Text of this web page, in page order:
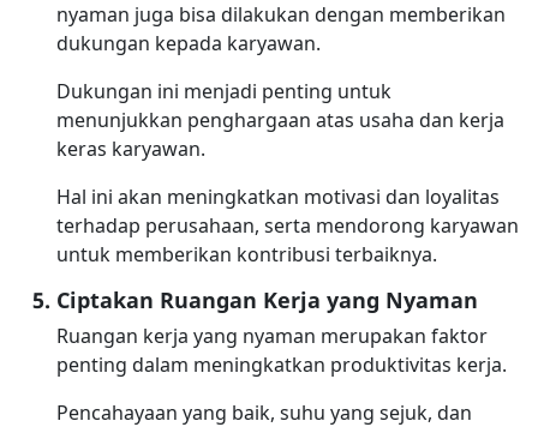
nyaman juga bisa dilakukan dengan memberikan
dukungan kepada karyawan.
Dukungan ini menjadi penting untuk
menunjukkan penghargaan atas usaha dan kerja
keras karyawan.
Hal ini akan meningkatkan motivasi dan loyalitas
terhadap perusahaan, serta mendorong karyawan
untuk memberikan kontribusi terbaiknya.
Ciptakan Ruangan Kerja yang Nyaman
Ruangan kerja yang nyaman merupakan faktor
penting dalam meningkatkan produktivitas kerja.
Pencahayaan yang baik, suhu yang sejuk, dan